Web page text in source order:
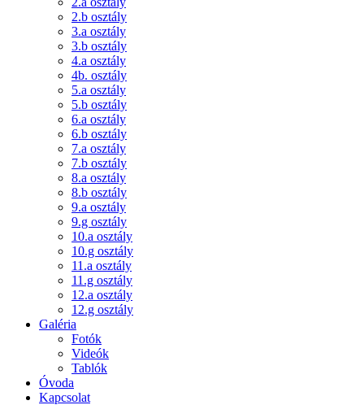
2.b osztály
3.a osztály
3.b osztály
4.a osztály
4b. osztály
5.a osztály
5.b osztály
6.a osztály
6.b osztály
7.a osztály
7.b osztály
8.a osztály
8.b osztály
9.a osztály
9.g osztály
10.a osztály
10.g osztály
11.a osztály
11.g osztály
12.a osztály
12.g osztály
Galéria
Fotók
Videók
Tablók
Óvoda
Kapcsolat